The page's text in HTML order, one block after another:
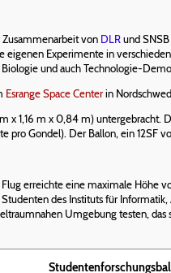
von DLRund
eigenen Experimente in
und auch Technologie-
Esrange Space Centerin
x 1,16 m x 0,84 m) untergebracht.
Gondel). Der Ballon, ein 12SF
erreichte eine maximale Höhe
des Instituts für
Umgebung testen,